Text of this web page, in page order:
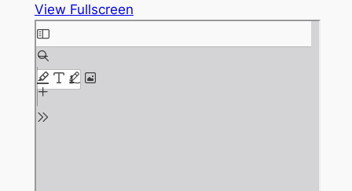
View Fullscreen
Saltar
al
contenido
del
PDF